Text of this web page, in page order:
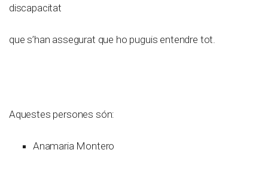
discapacitat
que s’han assegurat que ho puguis entendre tot.
Aquestes persones són:
Anamaria Montero